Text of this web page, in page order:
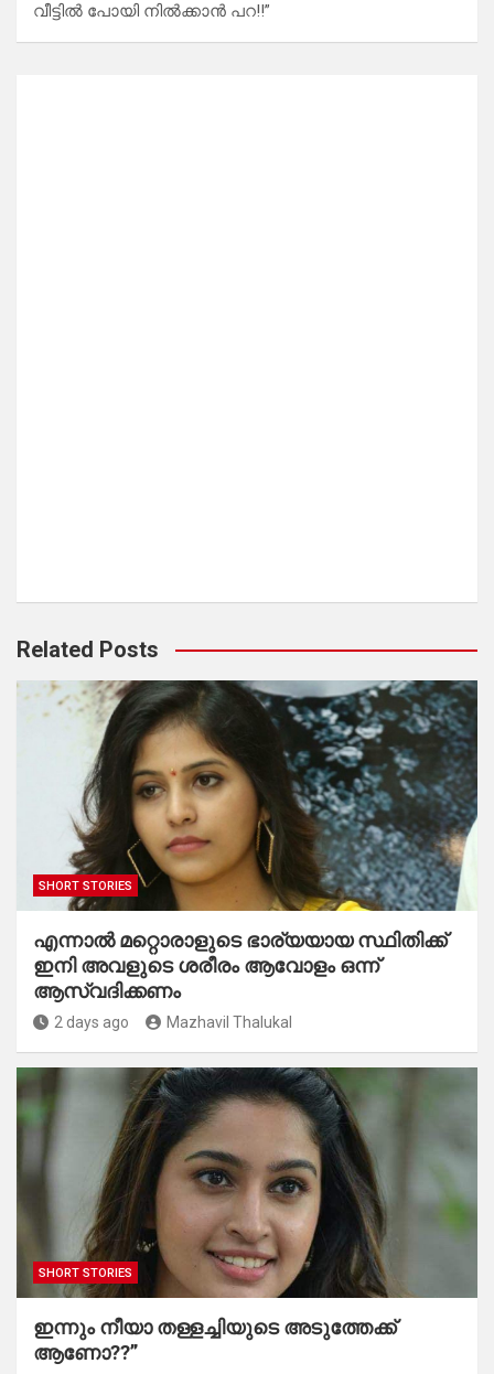
വീട്ടിൽ പോയി നിൽക്കാൻ പറ!!”
Related Posts
SHORT STORIES
എന്നാൽ മറ്റൊരാളുടെ ഭാര്യയായ സ്ഥിതിക്ക്
ഇനി അവളുടെ ശരീരം ആവോളം ഒന്ന്
ആസ്വദിക്കണം
2 days ago Mazhavil Thalukal
SHORT STORIES
ഇന്നും നീയാ തള്ളച്ചിയുടെ അടുത്തേക്ക്
ആണോ??”